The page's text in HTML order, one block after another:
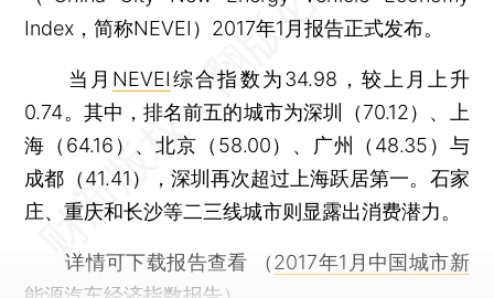
Index，简称NEVEI）2017年1月报告正式发布。
当月 NEVEI综合指数为34.98，较上月上升
0.74。其中，排名前五的城市为深圳（70.12）、上
海（64.16）、北京（58.00）、广州（48.35）与
成都（41.41），深圳再次超过上海跃居第一。石家
庄、重庆和长沙等二三线城市则显露出消费潜力。
详情可下载报告查看 （2017年1月中国城市新